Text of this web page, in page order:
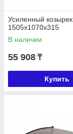
Усиленный козырек
1505х1070х315
В наличии
55 908 ₸
Купить